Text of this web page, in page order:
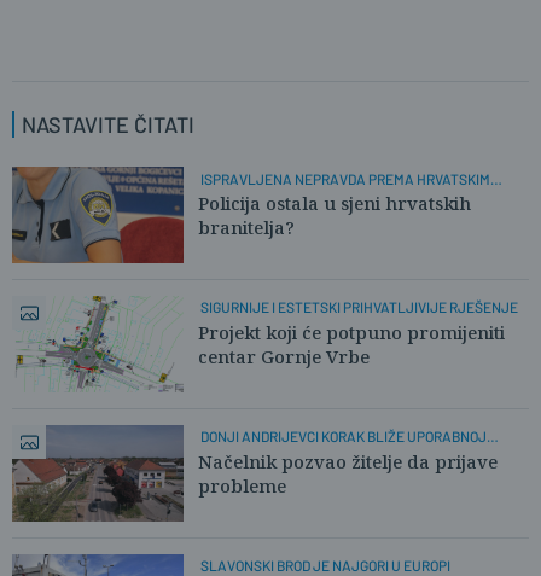
NASTAVITE ČITATI
ISPRAVLJENA NEPRAVDA PREMA HRVATSKIM
POLICAJCIMA
Policija ostala u sjeni hrvatskih
branitelja?
SIGURNIJE I ESTETSKI PRIHVATLJIVIJE RJEŠENJE
Projekt koji će potpuno promijeniti
centar Gornje Vrbe
DONJI ANDRIJEVCI KORAK BLIŽE UPORABNOJ
DOZVOLI
Načelnik pozvao žitelje da prijave
probleme
SLAVONSKI BROD JE NAJGORI U EUROPI